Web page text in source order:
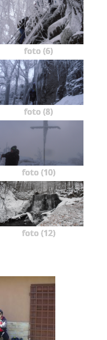
foto (6)
foto (8)
foto (10)
foto (12)